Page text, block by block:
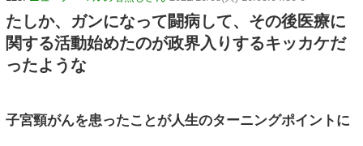
たしか、ガンになって闘病して、その後医療に
関する活動始めたのが政界入りするキッカケだ
ったような
子宮頸がんを患ったことが人生のターニングポイントに